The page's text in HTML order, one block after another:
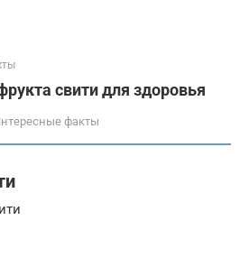
свити для здоровья
факты